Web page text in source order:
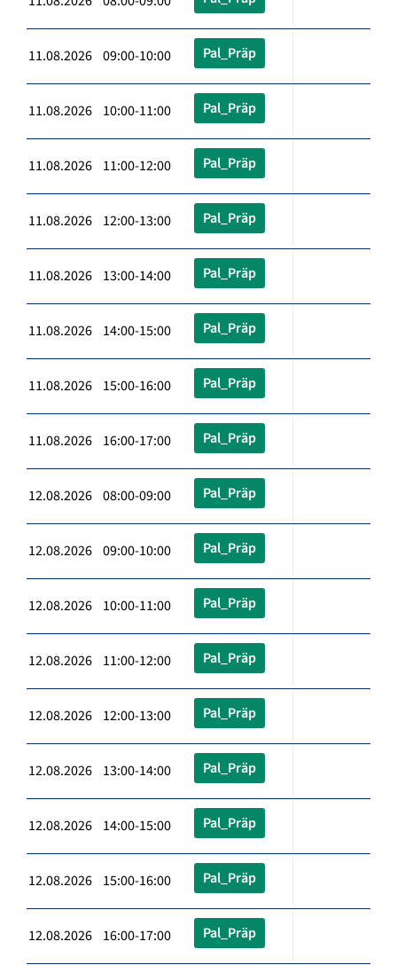
11.08.2026 09:00-10:00 Pal_Präp
11.08.2026 10:00-11:00 Pal_Präp
11.08.2026 11:00-12:00 Pal_Präp
11.08.2026 12:00-13:00 Pal_Präp
11.08.2026 13:00-14:00 Pal_Präp
11.08.2026 14:00-15:00 Pal_Präp
11.08.2026 15:00-16:00 Pal_Präp
11.08.2026 16:00-17:00 Pal_Präp
12.08.2026 08:00-09:00 Pal_Präp
12.08.2026 09:00-10:00 Pal_Präp
12.08.2026 10:00-11:00 Pal_Präp
12.08.2026 11:00-12:00 Pal_Präp
12.08.2026 12:00-13:00 Pal_Präp
12.08.2026 13:00-14:00 Pal_Präp
12.08.2026 14:00-15:00 Pal_Präp
12.08.2026 15:00-16:00 Pal_Präp
12.08.2026 16:00-17:00 Pal_Präp